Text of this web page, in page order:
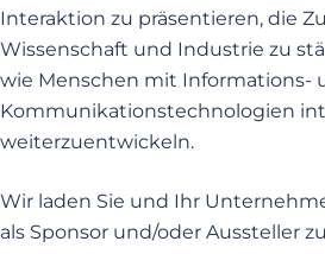
Interaktion zu präsentieren, die
Wissenschaft und Industrie zu
wie Menschen mit Informations-
Kommunikationstechnologien
weiterzuentwickeln.
Wir laden Sie und Ihr
als Sponsor und/oder Aussteller